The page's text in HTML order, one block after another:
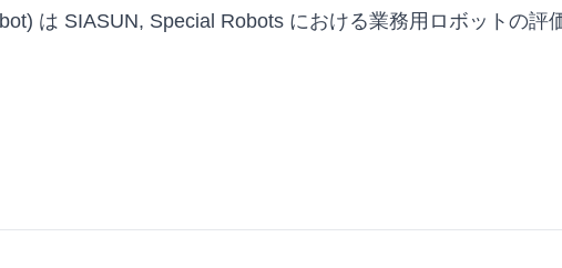
は SIASUN, Special Robots における業務用ロボットの評